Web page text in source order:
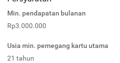
Min. pendapatan bulanan
Rp3.000.000
Usia min. pemegang kartu utama
21 tahun